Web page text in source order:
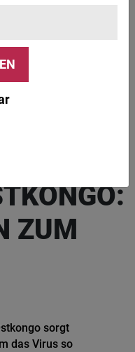
/ iStock / Getty Images Plus
ZUM
sorgt
das Virus so